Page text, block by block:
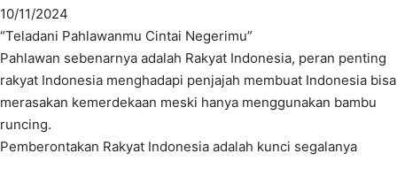
10/11/2024
“Teladani Pahlawanmu Cintai Negerimu”
Pahlawan sebenarnya adalah Rakyat Indonesia, peran penting
rakyat Indonesia menghadapi penjajah membuat Indonesia bisa
merasakan kemerdekaan meski hanya menggunakan bambu
runcing.
Pemberontakan Rakyat Indonesia adalah kunci segalanya